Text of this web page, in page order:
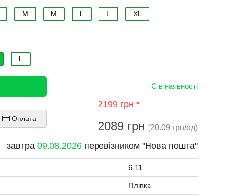
М M L L XL
L
Є в наявності
Оплата
2199 грн *
2089 грн (20.09 грн/од)
завтра 09.08.2026 перевізником "Нова пошта"
6-11
Плівка